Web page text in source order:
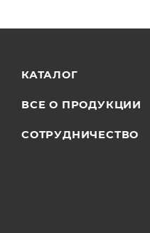
КАТАЛОГ
ВСЕ О ПРОДУКЦИИ
СОТРУДНИЧЕСТВО